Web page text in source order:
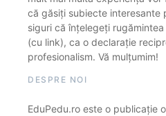
că găsiți subiecte interesante
siguri că înțelegeți
(cu link), ca o declarație
profesionalism. Vă mulțumim!
DESPRE NOI
EduPedu.ro este o publicație